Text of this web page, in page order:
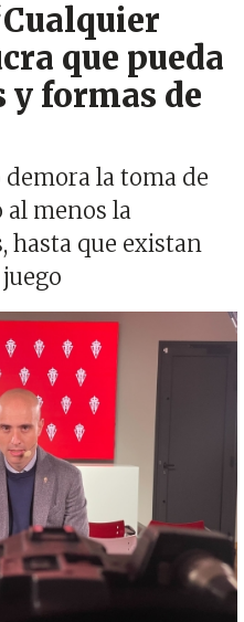
que pueda
y formas de
la toma de
al menos la
hasta que existan